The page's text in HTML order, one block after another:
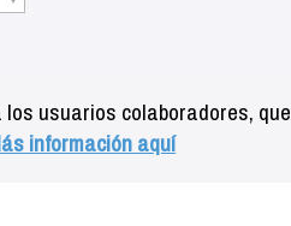
usuarios colaboradores, que
información aquí